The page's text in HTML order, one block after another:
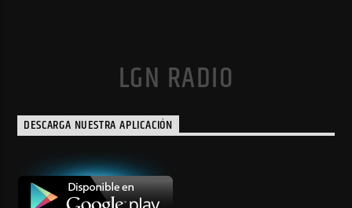
LGN RADIO
DESCARGA NUESTRA APLICACIÓN